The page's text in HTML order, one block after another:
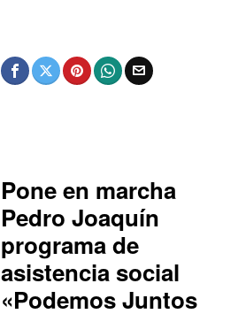
Pone en marcha
Pedro Joaquín
programa de
asistencia social
«Podemos Juntos